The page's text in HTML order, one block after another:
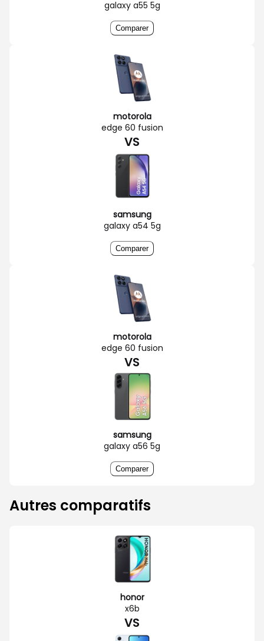
galaxy a55 5g
Comparer
motorola
edge 60 fusion
VS
samsung
galaxy a54 5g
Comparer
motorola
edge 60 fusion
VS
samsung
galaxy a56 5g
Comparer
Autres comparatifs
honor
x6b
VS